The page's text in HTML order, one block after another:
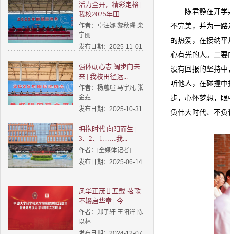
活力全开，精彩定格 |
我校2025年田...
作者：卓汪娜 黎秋睿 柴
宁丽
发布日期：2025-11-01
强体砺心志 阔步向未
来 | 我校田径运...
作者：杨蕙瑄 马宇凡 张
金垚
发布日期：2025-10-31
拥抱时代 向阳而生 |
3、2、1……我...
作者：[全媒体记者]
发布日期：2025-06-14
风华正茂廿五载·弦歌
不辍启华章 | 今...
作者：郑子轩 王阳洋 陈
以林
陈君静在开
不完美，并为一
的热爱，在接纳
心有光的人。二
没有回报的坚持
听他人，在碰撞
步，心怀梦想，眼
负伟大时代、不